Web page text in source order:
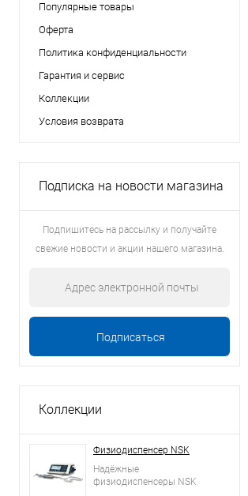
Популярные товары
Оферта
Политика конфиденциальности
Гарантия и сервис
Коллекции
Условия возврата
Подписка на новости магазина
Подпишитесь на рассылку и получайте
свежие новости и акции нашего магазина.
Коллекции
Физиодиспенсер NSK
Надёжные
физиодиспенсеры NSK